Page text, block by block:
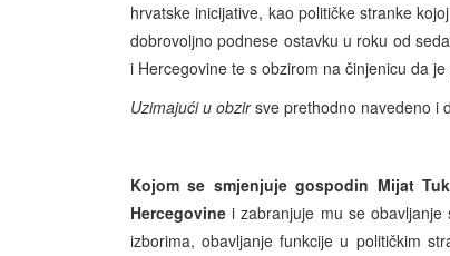
hrvatske inicijative, kao političke stranke
dobrovoljno podnese ostavku u roku od
i Hercegovine te s obzirom na činjenicu da
Uzimajući u obzirsve prethodno navedeno i
Kojom se smjenjuje gospodin Mijat
Hercegovine i zabranjuje mu se
izborima, obavljanje funkcije u političkim